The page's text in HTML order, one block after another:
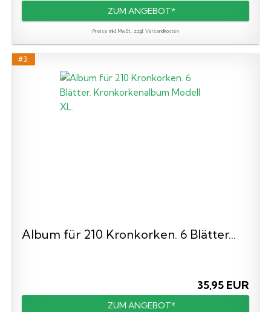
ZUM ANGEBOT*
Preise inkl. MwSt., zzgl. Versandkosten
#3:
Album für 210 Kronkorken. 6 Blätter...
35,95 EUR
ZUM ANGEBOT*